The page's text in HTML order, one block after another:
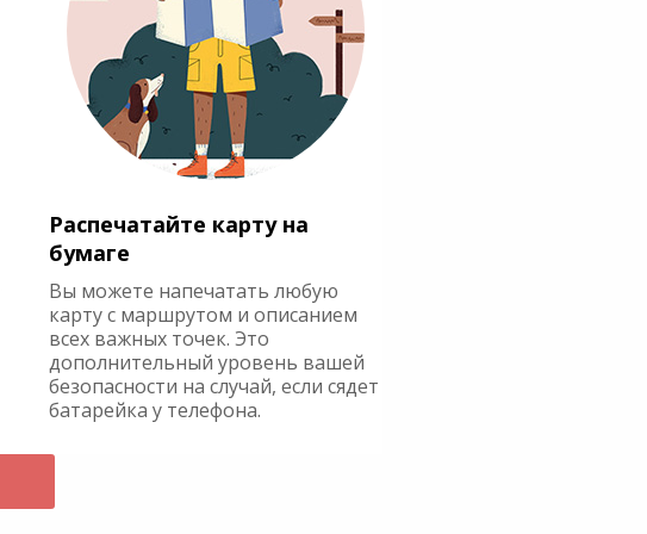
Распечатайте карту на
бумаге
Вы можете напечатать любую
карту с маршрутом и описанием
всех важных точек. Это
дополнительный уровень вашей
безопасности на случай, если сядет
батарейка у телефона.